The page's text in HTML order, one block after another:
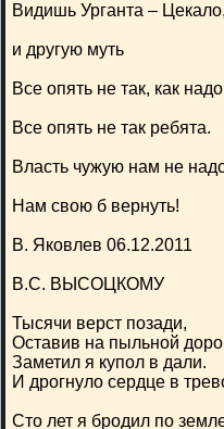
Видишь Урганта – Цекало,
и другую муть
Все опять не так, как
Все опять не так ребята.
Власть чужую нам не
Нам свою б вернуть!
В. Яковлев 06.12.2011
В.С. ВЫСОЦКОМУ
Тысячи верст позади,
Оставив на пыльной
Заметил я купол в дали.
И дрогнуло сердце в
Сто лет я бродил по